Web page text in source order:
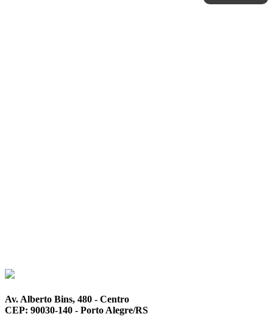
Av. Alberto Bins, 480 - Centro
CEP: 90030-140 - Porto Alegre/RS